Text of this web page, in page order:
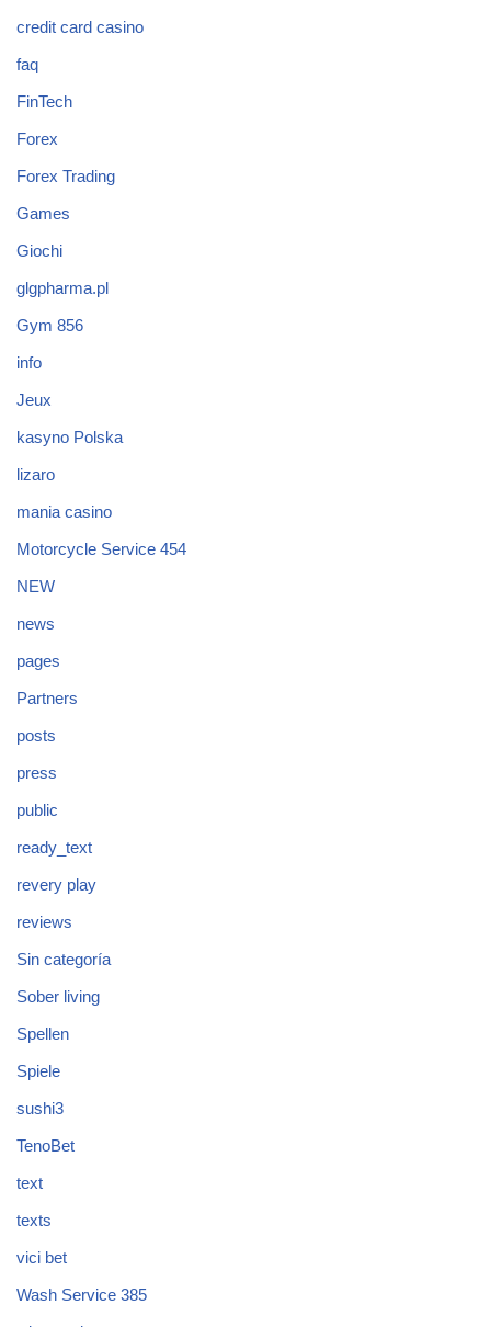
credit card casino
faq
FinTech
Forex
Forex Trading
Games
Giochi
glgpharma.pl
Gym 856
info
Jeux
kasyno Polska
lizaro
mania casino
Motorcycle Service 454
NEW
news
pages
Partners
posts
press
public
ready_text
revery play
reviews
Sin categoría
Sober living
Spellen
Spiele
sushi3
TenoBet
text
texts
vici bet
Wash Service 385